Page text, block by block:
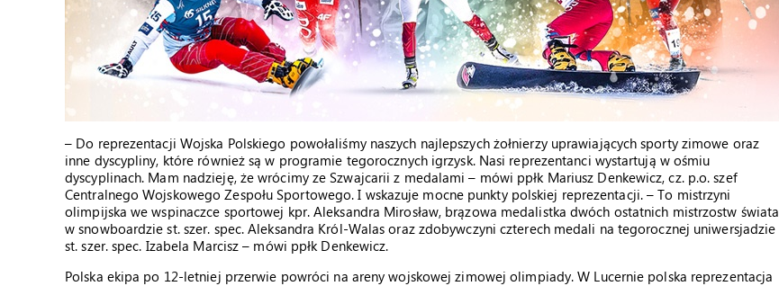
– Do reprezentacji Wojska Polskiego powołaliśmy naszych najlepszych żołnierzy uprawiających sporty zimowe oraz
inne dyscypliny, które również są w programie tegorocznych igrzysk. Nasi reprezentanci wystartują w ośmiu
dyscyplinach. Mam nadzieję, że wrócimy ze Szwajcarii z medalami – mówi ppłk Mariusz Denkewicz, cz. p.o. szef
Centralnego Wojskowego Zespołu Sportowego. I wskazuje mocne punkty polskiej reprezentacji. – To mistrzyni
olimpijska we wspinaczce sportowej kpr. Aleksandra Mirosław, brązowa medalistka dwóch ostatnich mistrzostw świata
w snowboardzie st. szer. spec. Aleksandra Król-Walas oraz zdobywczyni czterech medali na tegorocznej uniwersjadzie
st. szer. spec. Izabela Marcisz – mówi ppłk Denkewicz.
Polska ekipa po 12-letniej przerwie powróci na areny wojskowej zimowej olimpiady. W Lucernie polska reprezentacja